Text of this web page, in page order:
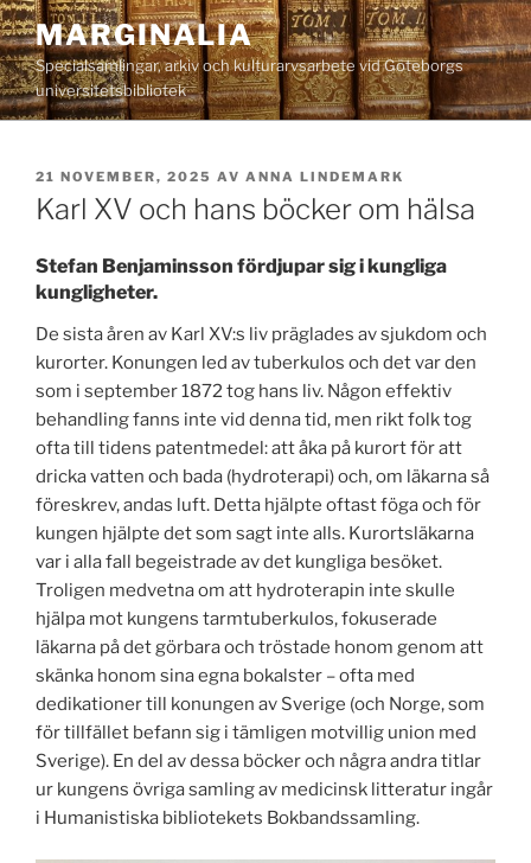
Hoppa
till
innehåll
MARGINALIA
Specialsamlingar, arkiv och kulturarvsarbete vid Göteborgs
universitetsbibliotek
PUBLICERAT
21 NOVEMBER, 2025 AV ANNA LINDEMARK
Karl XV och hans böcker om hälsa
Stefan Benjaminsson fördjupar sig i kungliga
kungligheter.
De sista åren av Karl XV:s liv präglades av sjukdom och
kurorter. Konungen led av tuberkulos och det var den
som i september 1872 tog hans liv. Någon effektiv
behandling fanns inte vid denna tid, men rikt folk tog
ofta till tidens patentmedel: att åka på kurort för att
dricka vatten och bada (hydroterapi) och, om läkarna så
föreskrev, andas luft. Detta hjälpte oftast föga och för
kungen hjälpte det som sagt inte alls. Kurortsläkarna
var i alla fall begeistrade av det kungliga besöket.
Troligen medvetna om att hydroterapin inte skulle
hjälpa mot kungens tarmtuberkulos, fokuserade
läkarna på det görbara och tröstade honom genom att
skänka honom sina egna bokalster – ofta med
dedikationer till konungen av Sverige (och Norge, som
för tillfället befann sig i tämligen motvillig union med
Sverige). En del av dessa böcker och några andra titlar
ur kungens övriga samling av medicinsk litteratur ingår
i Humanistiska bibliotekets Bokbandssamling.